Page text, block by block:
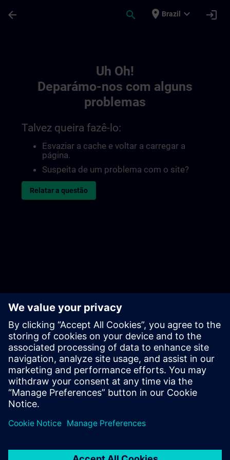
arrow_back search place Brazil expand_more login
Uh Oh!
Deparámo-nos com alguns
problemas
Talvez queira fazê-lo:
Esvaziar a cache e voltar a carregar a
página.
Suspeita de um problema com o site?
Relatar a questão